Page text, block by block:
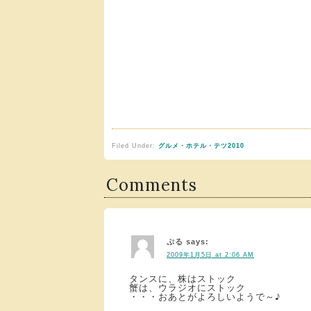
Filed Under: グルメ・ホテル・テツ2010
Comments
ぷる says:
2009年1月5日 at 2:06 AM
タンスに、株はストック
蟹は、ウラジオにストック
・・・おあとがよろしいようで～♪